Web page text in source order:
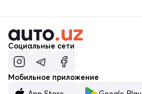
Социальные сети
Мобильное приложение